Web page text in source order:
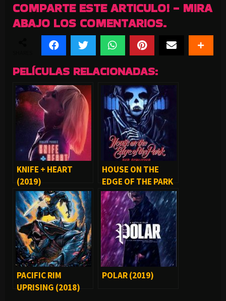
COMPARTE ESTE ARTICULO! - MIRA
ABAJO LOS COMENTARIOS.
PELÍCULAS RELACIONADAS:
KNIFE + HEART
(2019)
HOUSE ON THE
EDGE OF THE PARK
(1980)
PACIFIC RIM
UPRISING (2018)
POLAR (2019)